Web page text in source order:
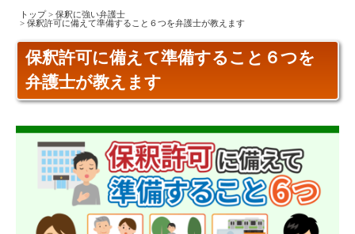
トップ > 保釈に強い弁護士
> 保釈許可に備えて準備すること６つを弁護士が教えます
保釈許可に備えて準備すること６つを
弁護士が教えます